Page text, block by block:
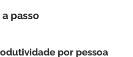
passo
por pessoa